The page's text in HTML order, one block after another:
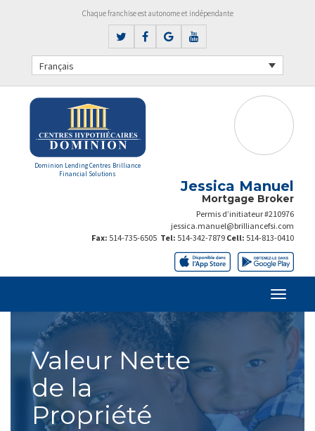
Chaque franchise est autonome et indépendante
Français
Dominion Lending Centres Brilliance
Financial Solutions
Jessica Manuel
Mortgage Broker
Permis d’initiateur #210976
jessica.manuel@brilliancefsi.com
Tel: 514-342-7879 Cell: 514-813-0410
Fax: 514-735-6505
Valeur Nette
de la
Propriété